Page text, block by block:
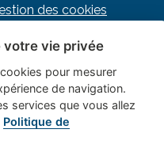
des cookies
votre vie privée
pour mesurer
de navigation.
services que vous allez
Politique de